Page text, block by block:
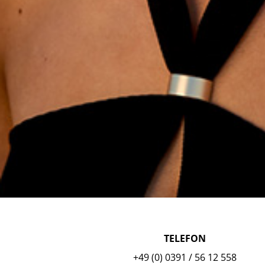
TELEFON
+49 (0) 0391 / 56 12 558